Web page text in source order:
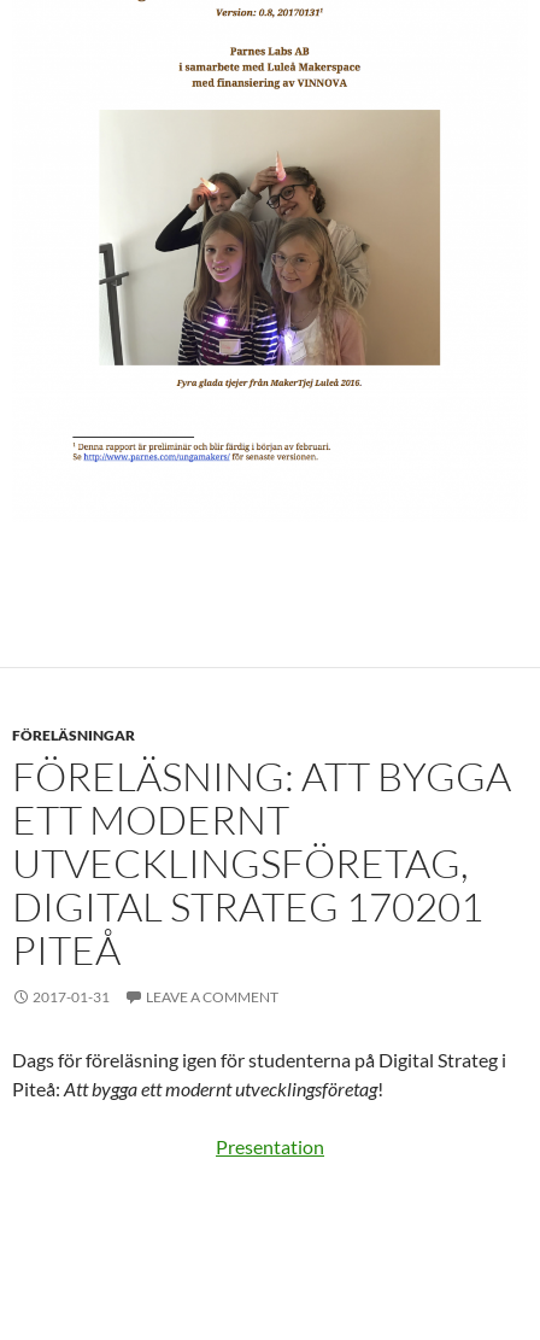
FÖRELÄSNINGAR
FÖRELÄSNING: ATT BYGGA
ETT MODERNT
UTVECKLINGSFÖRETAG,
DIGITAL STRATEG 170201
PITEÅ
2017-01-31 LEAVE A COMMENT
Dags för föreläsning igen för studenterna på Digital Strateg i
Piteå: Att bygga ett modernt utvecklingsföretag!
Presentation